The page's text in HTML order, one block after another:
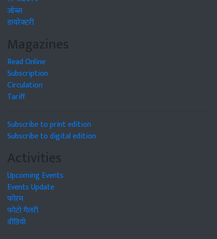
जॉब्स
डायरेक्टरी
Magazines
Read Online
Subscription
Circulation
Tariff
Subscribe to print edition
Subscribe to digital edition
Activities
Upcoming Events
Events Update
फोरम
फोटो गैलरी
वीडियो